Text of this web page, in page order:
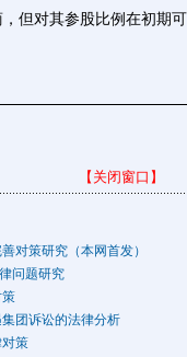
但对其参股比例在初期
【关闭窗口】
对策研究（本网首发）
问题研究
团诉讼的法律分析
策